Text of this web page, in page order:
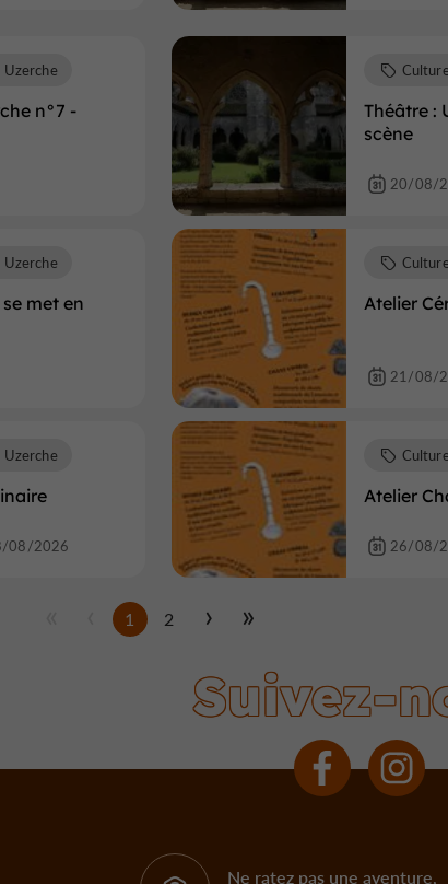
n°7 -
Uzerche
Théâtre :
scène
Culture
20/08/
met en
Uzerche
Atelier
Culture
21/08/
Uzerche
08/2026
Atelier
Culture
26/08/
1 2
Suivez-
Ne ratez pas une aventure,